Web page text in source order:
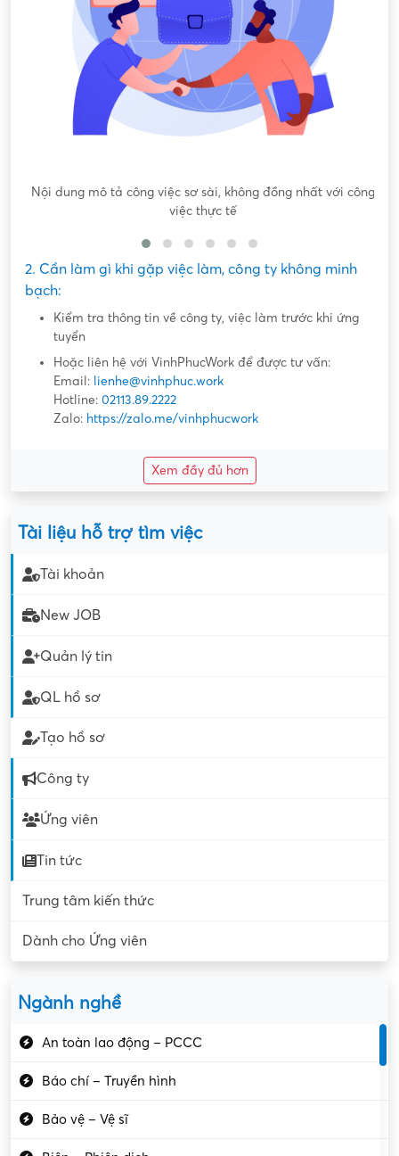
Nội dung mô tả công việc sơ sài, không đồng nhất với công
việc thực tế
2. Cần làm gì khi gặp việc làm, công ty không minh
bạch:
Kiểm tra thông tin về công ty, việc làm trước khi ứng
tuyển
Hoặc liên hệ với VinhPhucWork để được tư vấn:
Email: lienhe@vinhphuc.work
Hotline: 02113.89.2222
Zalo: https://zalo.me/vinhphucwork
Xem đầy đủ hơn
Tài liệu hỗ trợ tìm việc
Tài khoản
New JOB
Quản lý tin
QL hồ sơ
Tạo hồ sơ
Công ty
Ứng viên
Tin tức
Trung tâm kiến thức
Dành cho Ứng viên
Ngành nghề
An toàn lao động – PCCC
Báo chí – Truyền hình
Bảo vệ – Vệ sĩ